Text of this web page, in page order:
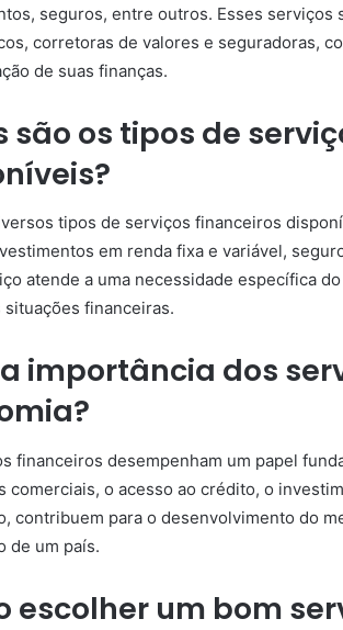
seguros, entre outros. Esses
corretoras de valores e seguradoras,
de suas finanças.
são os tipos de
tipos de serviços financeiros
em renda fixa e variável,
atende a uma necessidade específica
financeiras.
importância dos
financeiros desempenham um papel
comerciais, o acesso ao crédito, o
contribuem para o desenvolvimento do
de um país.
escolher um bom